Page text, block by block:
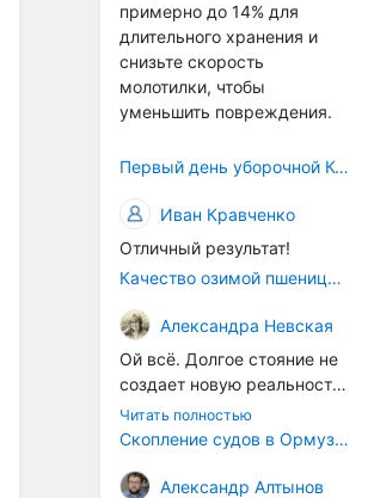
примерно до 14% для
длительного хранения и
снизьте скорость
молотилки, чтобы
уменьшить повреждения.
Первый день уборочной Компании 2026🫡Считаю открытым.
Иван Кравченко
Отличный результат!
Качество озимой пшеницы 2026 год
Александра Невская
Ой всё. Долгое стояние не
создает новую реальность.
Морские организмы всегда
накапливаются на судах.
на чистку от тех самых
Читать полностью
Скопление судов в Ормузском проливе грозит катастрофическим распространением инвазивных видов
Александр Алтынов